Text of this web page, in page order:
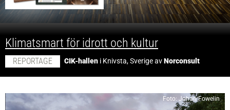
;
Klimatsmart för idrott och kultur
REPORTAGE CIK-hallen i Knivsta, Sverige avNorconsult
Foto: Johan Fowelin